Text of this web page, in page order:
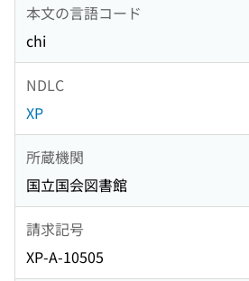
本文の言語コード
chi
NDLC
XP
所蔵機関
国立国会図書館
請求記号
XP-A-10505